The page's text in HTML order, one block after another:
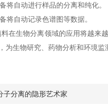
自动进行样品的分离和纯化。
自动记录色谱图等数据。
生物分离领域的应用将越来
为生物研究、药物分析和环境监
子分离的隐形艺术家